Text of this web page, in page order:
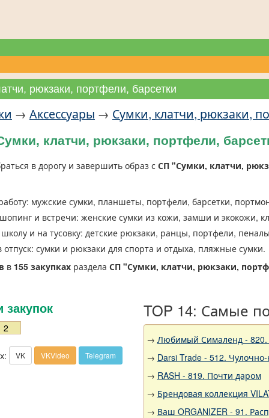
рюкзаки, портфели, барсетки
→ Аксессуары → Сумки, клатчи, рюкзаки,
клатчи, рюкзаки, портфели,
в дорогу и завершить образ с СП "Сумки, клатчи,
мужские сумки, планшеты, портфели, барсетки,
и встречи: женские сумки из кожи, замши и экокожи,
и на тусовку: детские рюкзаки, ранцы, портфели,
сумки и рюкзаки для спорта и отдыха, пляжные сумки.
в 155 закупках раздела СП "Сумки, клатчи, рюкзаки,
закупок
2
VK VKVideo Telegram
TOP 14: Самые
→ Любимый Сималенд - 820.
→ Darsi Trade - 512.
→ RASH - 819. Почти даром
→ Брендовая коллекция
→ Ваш ORGANIZER - 91.